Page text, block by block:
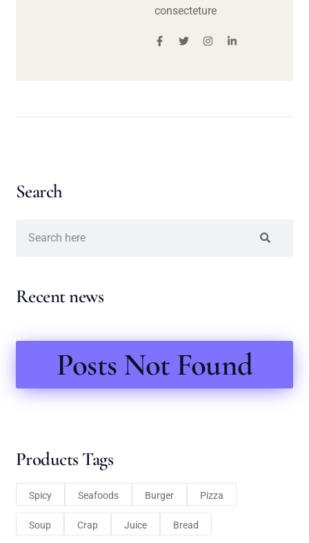
consecteture
Search
Recent news
Posts Not Found
Products Tags
Spicy Seafoods Burger Pizza
Soup Crap Juice Bread